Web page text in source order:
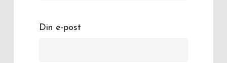
Din e-post